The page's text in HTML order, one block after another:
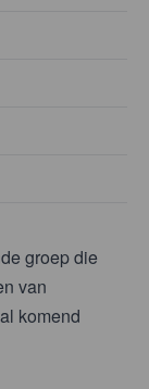
groep die
van
komend